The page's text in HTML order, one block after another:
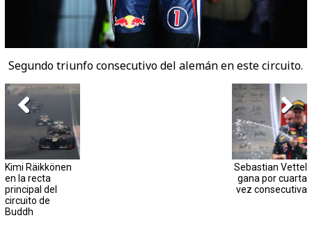
Segundo triunfo consecutivo del alemán en este circuito.
Kimi Räikkönen
en la recta
principal del
circuito de
Buddh
Sebastian Vettel
gana por cuarta
vez consecutiva